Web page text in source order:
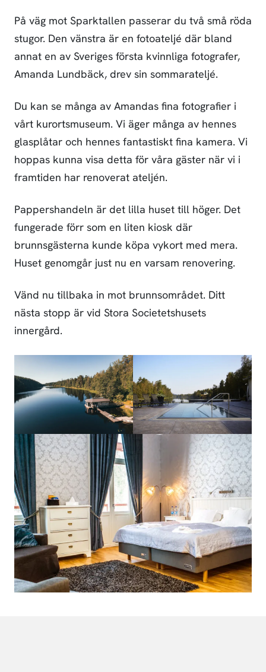
På väg mot Sparktallen passerar du två små röda
stugor. Den vänstra är en fotoateljé där bland
annat en av Sveriges första kvinnliga fotografer,
Amanda Lundbäck, drev sin sommarateljé.
Du kan se många av Amandas fina fotografier i
vårt kurortsmuseum. Vi äger många av hennes
glasplåtar och hennes fantastiskt fina kamera. Vi
hoppas kunna visa detta för våra gäster när vi i
framtiden har renoverat ateljén.
Pappershandeln är det lilla huset till höger. Det
fungerade förr som en liten kiosk där
brunnsgästerna kunde köpa vykort med mera.
Huset genomgår just nu en varsam renovering.
Vänd nu tillbaka in mot brunnsområdet. Ditt
nästa stopp är vid Stora Societetshusets
innergård.